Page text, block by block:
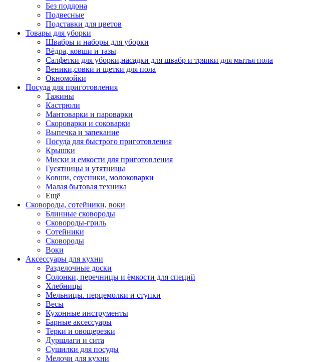
Без поддона
Подвесные
Подставки для цветов
Товары для уборки
Швабры и наборы для уборки
Вёдра, ковши и тазы
Салфетки для уборки,насадки для швабр и тряпки для мытья пола
Веники,совки и щетки для пола
Окномойки
Посуда для приготовления
Тажины
Кастрюли
Мантоварки и пароварки
Скороварки и соковарки
Выпечка и запекание
Посуда для быстрого приготовления
Крышки
Миски и емкости для приготовления
Гусятницы и утятницы
Ковши, соусники, молоковарки
Малая бытовая техника
Ещё
Сковороды, сотейники, воки
Блинные сковороды
Сковороды-гриль
Сотейники
Сковороды
Воки
Аксессуары для кухни
Разделочные доски
Солонки, перечницы и ёмкости для специй
Хлебницы
Мельницы. перцемолки и ступки
Весы
Кухонные инструменты
Барные аксессуары
Терки и овощерезки
Дуршлаги и сита
Сушилки для посуды
Мелочи для кухни